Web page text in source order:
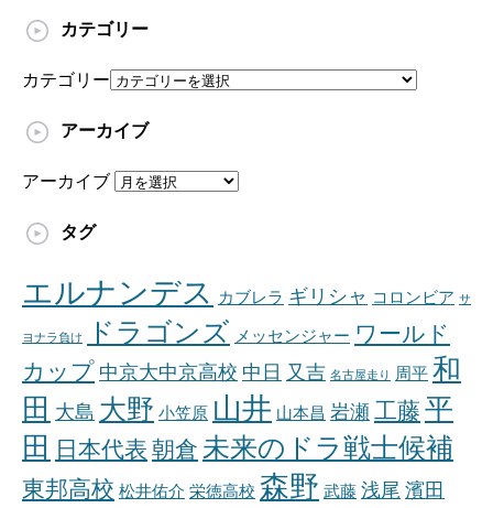
カテゴリー
カテゴリー
アーカイブ
アーカイブ
タグ
エルナンデス カブレラ ギリシャ コロンビア サ
ヨナラ負け ドラゴンズ メッセンジャー ワールド
カップ 中京大中京高校 中日 又吉 名古屋走り 周平 和
田 大島 大野 小笠原 山井 山本昌 岩瀬工藤 平
田
日本代表 朝倉 未来のドラ戦士候補
東邦高校 松井佑介 栄徳高校 森野 武藤 浅尾 濱田